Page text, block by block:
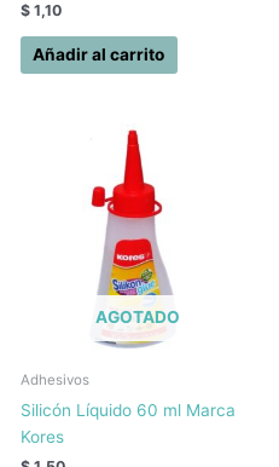
$ 1,10
Añadir al carrito
AGOTADO
Adhesivos
Silicón Líquido 60 ml Marca
Kores